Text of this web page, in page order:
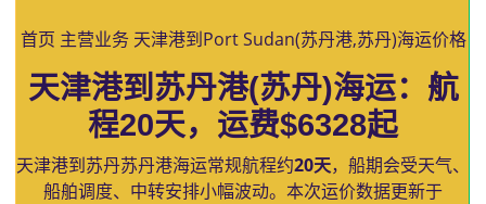
首页 主营业务 天津港到Port Sudan(苏丹港,苏丹)海运价格
天津港到苏丹港(苏丹)海运：航
程20天，运费$6328起
天津港到苏丹苏丹港海运常规航程约20天，船期会受天气、
船舶调度、中转安排小幅波动。本次运价数据更新于